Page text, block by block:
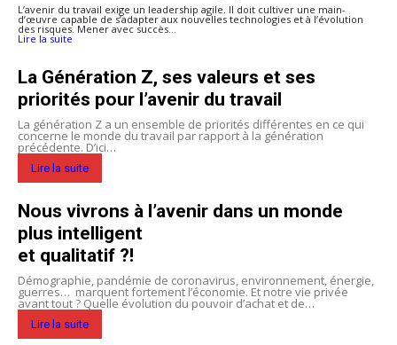
L’avenir du travail exige un leadership agile. Il doit cultiver une main-
d’œuvre capable de s’adapter aux nouvelles technologies et à l’évolution
des risques. Mener avec succès…
Lire la suite
La Génération Z, ses valeurs et ses
priorités pour l’avenir du travail
La génération Z a un ensemble de priorités différentes en ce qui
concerne le monde du travail par rapport à la génération
précédente. D’ici…
Lire la suite
Nous vivrons à l’avenir dans un monde
plus intelligent
et qualitatif ?!
Démographie, pandémie de coronavirus, environnement, énergie,
guerres… marquent fortement l’économie. Et notre vie privée
avant tout ? Quelle évolution du pouvoir d’achat et de…
Lire la suite